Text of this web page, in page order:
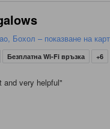
Бохол – показване на
Безплатна Wi-Fi връзка +6
and very helpful"